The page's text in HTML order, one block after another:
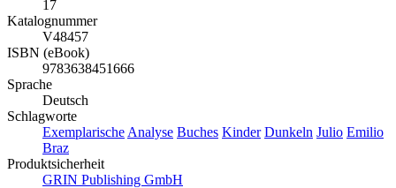
17
Katalognummer
V48457
ISBN (eBook)
9783638451666
Sprache
Deutsch
Schlagworte
Exemplarische Analyse Buches Kinder Dunkeln Julio Emilio
Braz
Produktsicherheit
GRIN Publishing GmbH